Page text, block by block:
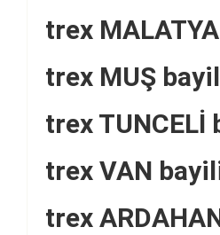
trex
trex MUŞ
trex TUNCELİ
trex VAN
trex